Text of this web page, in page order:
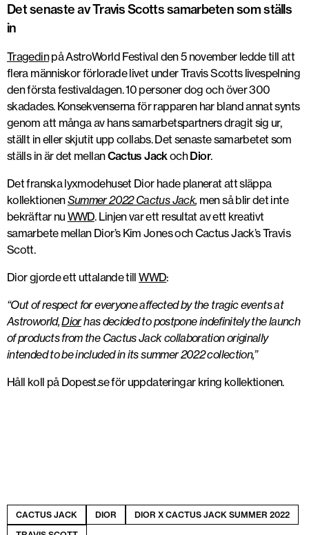
Det senaste av Travis Scotts samarbeten som ställs
in
Tragedinpå AstroWorld Festival den 5 november ledde till att
flera människor förlorade livet under Travis Scotts livespelning
den första festivaldagen. 10 personer dog och över 300
skadades. Konsekvenserna för rapparen har bland annat synts
genom att många av hans samarbetspartners dragit sig ur,
ställt in eller skjutit upp collabs. Det senaste samarbetet som
ställs in är det mellanCactus JackochDior.
Det franska lyxmodehuset Dior hade planerat att släppa
kollektionenSummer 2022 Cactus Jack, men så blir det inte
bekräftar nu WWD. Linjen var ett resultat av ett kreativt
samarbete mellan Dior’s Kim Jones och Cactus Jack’s Travis
Scott.
Dior gjorde ett uttalande tillWWD:
“Out of respect for everyone affected by the tragic events at
Astroworld,Diorhas decided to postpone indefinitely the launch
of products from the Cactus Jack collaboration originally
intended to be included in its summer 2022 collection,”
Håll koll på Dopest.se för uppdateringar kring kollektionen.
CACTUS JACK DIOR
DIOR X CACTUS JACK SUMMER 2022